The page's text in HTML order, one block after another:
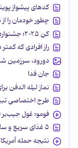
کدهای پیشواز
چطور خودمان را از نظر ذهنی ۳۸
کن ۲۰۲۵؛ جشنواره‌ای علیه خانواده
راز افرادی که
دورود، سرزمین
جان فدا
نماز لیله الدفن
طرح اختصاصی
فومو؛ غول
۵ غذای سریع و سالم برای طبیعت‌گردی
نتیجه حمله